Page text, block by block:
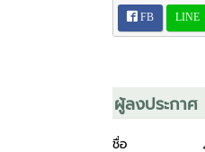
》ทำเลดี เดินทา
Tel: 087-907-4045
Line: niwkoy88
https://line.me/ti/
FB LINE
ผู้ลงประกาศ
ชื่อ